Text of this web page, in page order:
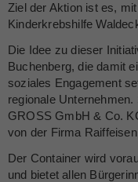
Ziel der Aktion ist es,
Kinderkrebshilfe
Die Idee zu dieser
Buchenberg, die damit
soziales Engagement
regionale
GROSS GmbH & Co.
von der Firma
Der Container wird
und bietet allen